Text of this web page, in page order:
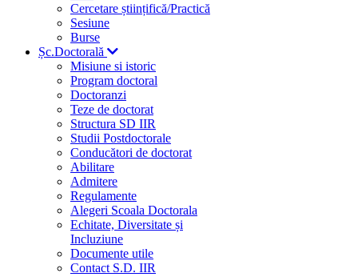
Cercetare științifică/Practică
Sesiune
Burse
Șc.Doctorală
Misiune si istoric
Program doctoral
Doctoranzi
Teze de doctorat
Structura SD IIR
Studii Postdoctorale
Conducători de doctorat
Abilitare
Admitere
Regulamente
Alegeri Scoala Doctorala
Echitate, Diversitate și
Incluziune
Documente utile
Contact S.D. IIR